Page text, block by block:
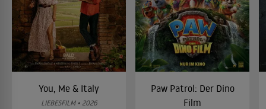
You, Me & Italy
LIEBESFILM • 2026
Paw Patrol: Der Dino
Film